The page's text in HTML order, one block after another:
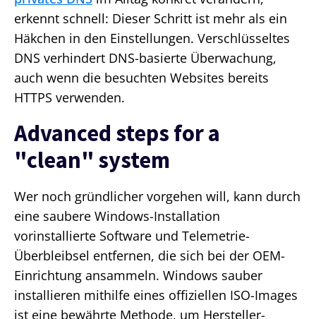
erkennt schnell: Dieser Schritt ist mehr als ein
Häkchen in den Einstellungen. Verschlüsseltes
DNS verhindert DNS-basierte Überwachung,
auch wenn die besuchten Websites bereits
HTTPS verwenden.
Advanced steps for a
"clean" system
Wer noch gründlicher vorgehen will, kann durch
eine saubere Windows-Installation
vorinstallierte Software und Telemetrie-
Überbleibsel entfernen, die sich bei der OEM-
Einrichtung ansammeln. Windows sauber
installieren mithilfe eines offiziellen ISO-Images
ist eine bewährte Methode, um Hersteller-